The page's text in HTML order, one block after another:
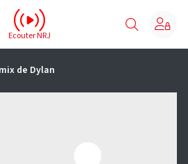
Ecouter NRJ
de Dylan